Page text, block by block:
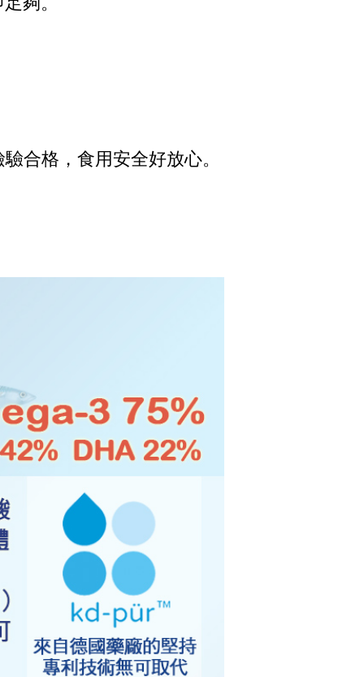
合格，食用安全好放心。